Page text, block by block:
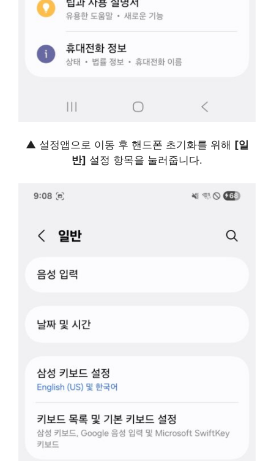
▲ 설정앱으로 이동 후 핸드폰 초기화를 위해 [일
반] 설정 항목을 눌러줍니다.